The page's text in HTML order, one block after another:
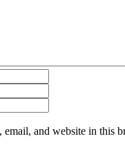
email, and website in this